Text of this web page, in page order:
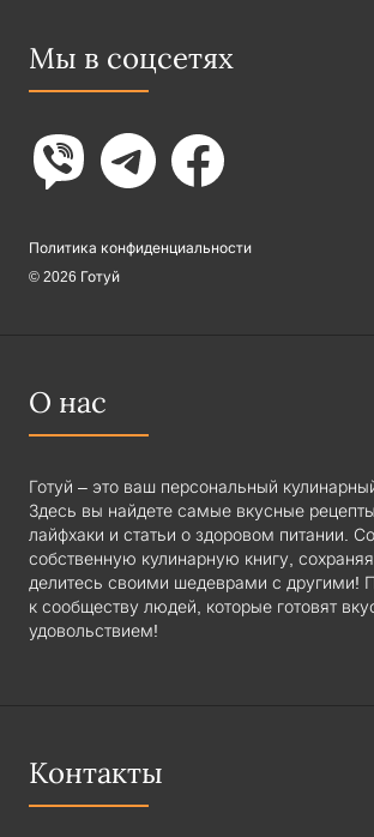
Мы в соцсетях
Политика конфиденциальности
© 2026 Готуй
О нас
Готуй – это ваш персональный
Здесь вы найдете самые вкусные
лайфхаки и статьи о здоровом питании.
собственную кулинарную книгу,
делитесь своими шедеврами с другими!
к сообществу людей, которые готовят
удовольствием!
Контакты